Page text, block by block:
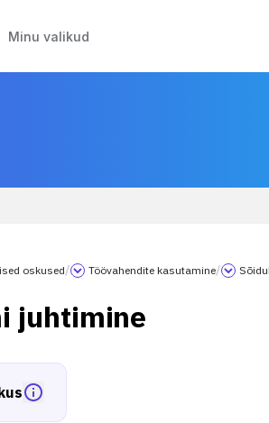
Minu valikud
oskused/ Töövahendite kasutamine/
juhtimine